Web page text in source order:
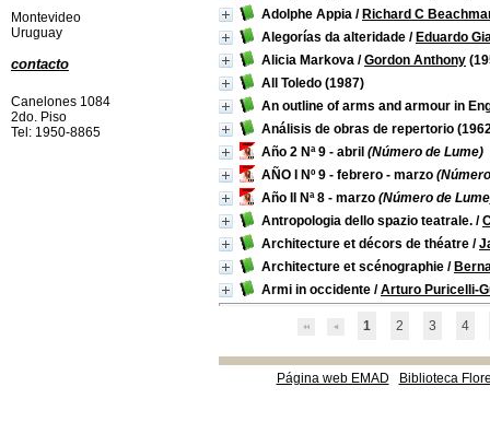
Adolphe Appia / Richard C
Alegorías da alteridade / Eduardo
Alicia Markova /Gordon Anthony
All Toledo (1987)
An outline of arms and armour in
Análisis de obras de repertorio
Año 2 Nª 9 - abril (Número de Lume)
AÑO I Nº 9 - febrero - marzo
Año II Nª 8 - marzo (Número de
Antropologia dello spazio teatrale. /
Architecture et décors de théatre /
Architecture et scénographie /
Armi in occidente /Arturo Puricelli-
1 2 3 4
Página web EMAD Biblioteca
Montevideo
Uruguay
contacto
Canelones 1084
2do. Piso
Tel: 1950-8865